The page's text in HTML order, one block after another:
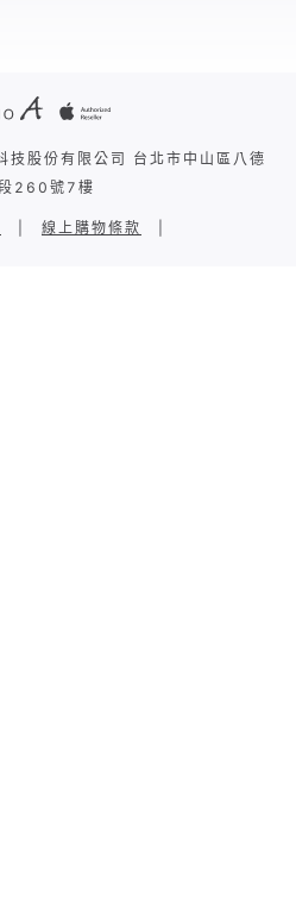
股份有限公司 台北市中山區八德
260號7樓
線上購物條款